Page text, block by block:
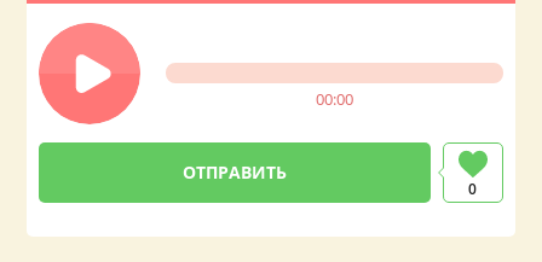
предложение от президента
00:00
0